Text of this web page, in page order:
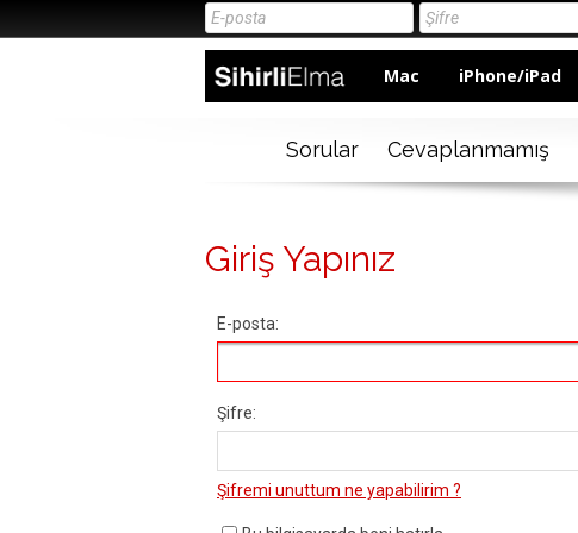
Mac iPhone/iPad
Sorular Cevaplanmamış
Giriş Yapınız
E-posta:
Şifre:
Şifremi unuttum ne yapabilirim ?